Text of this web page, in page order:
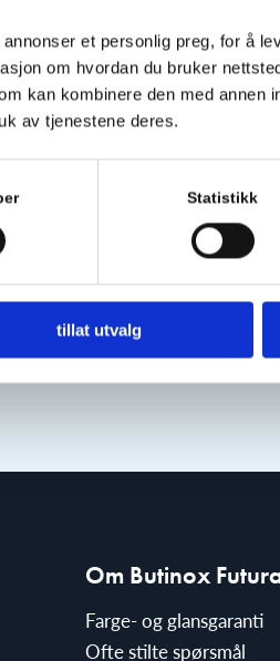
et personlig preg, for å
om hvordan du bruker
kan kombinere den med annen
av tjenestene deres.
Statistikk
tillat utvalg
Få
Les
Om Butinox
Farge- og glansgaranti
Ofte stilte spørsmål